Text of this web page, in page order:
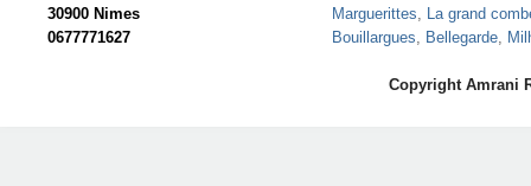
30900 Nimes
0677771627
Marguerittes, La grand
Bouillargues, Bellegarde,
Copyright Amrani